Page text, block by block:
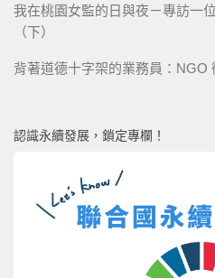
我在桃園女監的日與夜－專訪一
（下）
背著道德十字架的業務員：NGO
認識永續發展，鎖定專欄！